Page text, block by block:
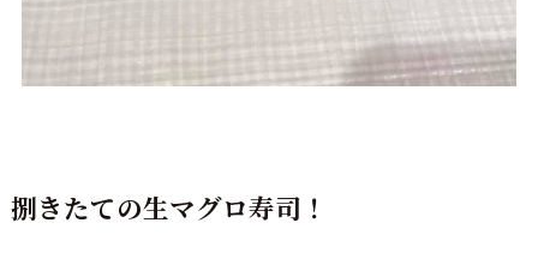
捌きたての生マグロ寿司！